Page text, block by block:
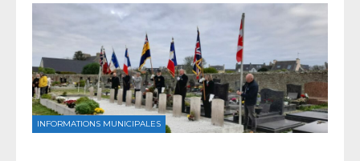
INFORMATIONS MUNICIPALES